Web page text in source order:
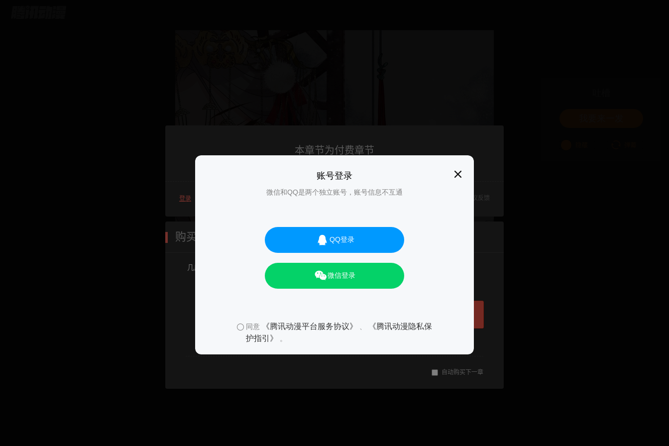
账号登录
微信和QQ是两个独立账号，账号信息不互通
QQ登录
微信登录
同意 《腾讯动漫平台服务协议》
《腾讯动漫隐私保
护指引》
。